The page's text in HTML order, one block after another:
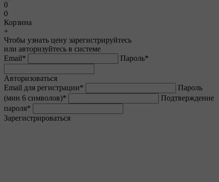
0
0
Корзина
+
Чтобы узнать цену зарегистрируйтесь
или авторизуйтесь в системе
Email* Пароль*
Авторизоваться
Email для регистрации*
Пароль
(мин 6 символов)*
Подтверждение
пароля*
Зарегистрироваться